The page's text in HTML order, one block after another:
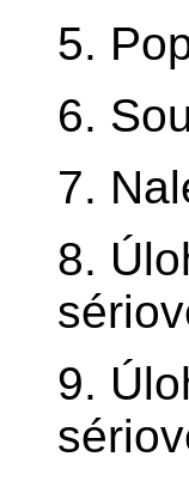
5.
6.
7.
8.
9.